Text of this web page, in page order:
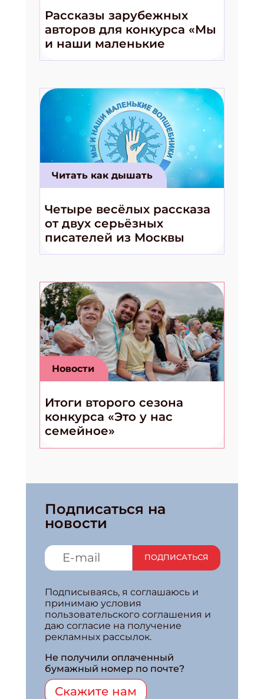
Рассказы зарубежных
авторов для конкурса «Мы
и наши маленькие
волшебники!»
Читать как дышать
Четыре весёлых рассказа
от двух серьёзных
писателей из Москвы
Новости
Итоги второго сезона
конкурса «Это у нас
семейное»
Подписаться на
новости
ПОДПИСАТЬСЯ
Подписываясь, я соглашаюсь и
принимаю условия
пользовательского соглашения и
даю согласие на получение
рекламных рассылок.
Не получили оплаченный
бумажный номер по почте?
Скажите нам